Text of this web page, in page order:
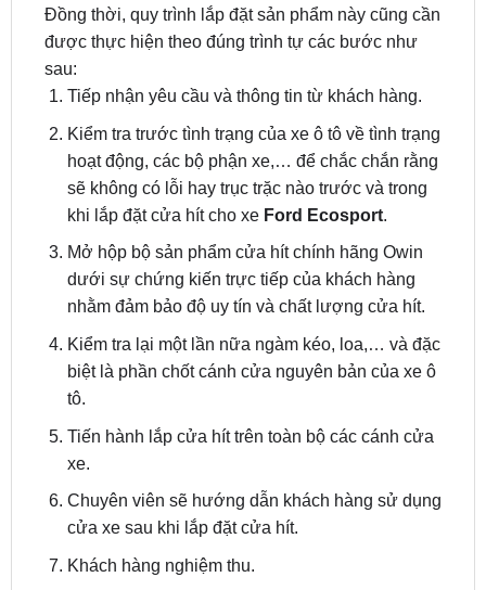
sau:
Tiếp nhận yêu cầu và thông tin từ khách hàng.
Kiểm tra trước tình trạng của xe ô tô về tình trạng
hoạt động, các bộ phận xe,… để chắc chắn rằng
sẽ không có lỗi hay trục trặc nào trước và trong
khi lắp đặt cửa hít cho xeFord Ecosport.
Mở hộp bộ sản phẩm cửa hít chính hãng Owin
dưới sự chứng kiến trực tiếp của khách hàng
nhằm đảm bảo độ uy tín và chất lượng cửa hít.
Kiểm tra lại một lần nữa ngàm kéo, loa,… và đặc
biệt là phần chốt cánh cửa nguyên bản của xe ô
tô.
Tiến hành lắp cửa hít trên toàn bộ các cánh cửa
xe.
Chuyên viên sẽ hướng dẫn khách hàng sử dụng
cửa xe sau khi lắp đặt cửa hít.
Khách hàng nghiệm thu.
Bên cạnh độ cửa hít cho xe hơi, ZKar Auto còn